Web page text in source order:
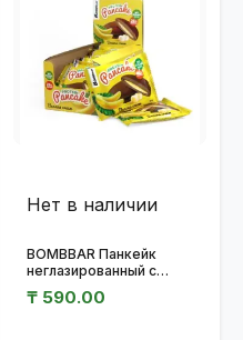
Нет в наличии
BOMBBAR Панкейк
неглазированный с
КРЕМ 40гр.
₸ 590.00